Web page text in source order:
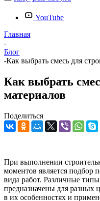
YouTube
Главная
-
Блог
-Как выбрать смесь для
Как выбрать
материалов
Поделиться
При выполнении
моментов является подбор
вида работ. Различные
предназначены для разных
в их особенностях и